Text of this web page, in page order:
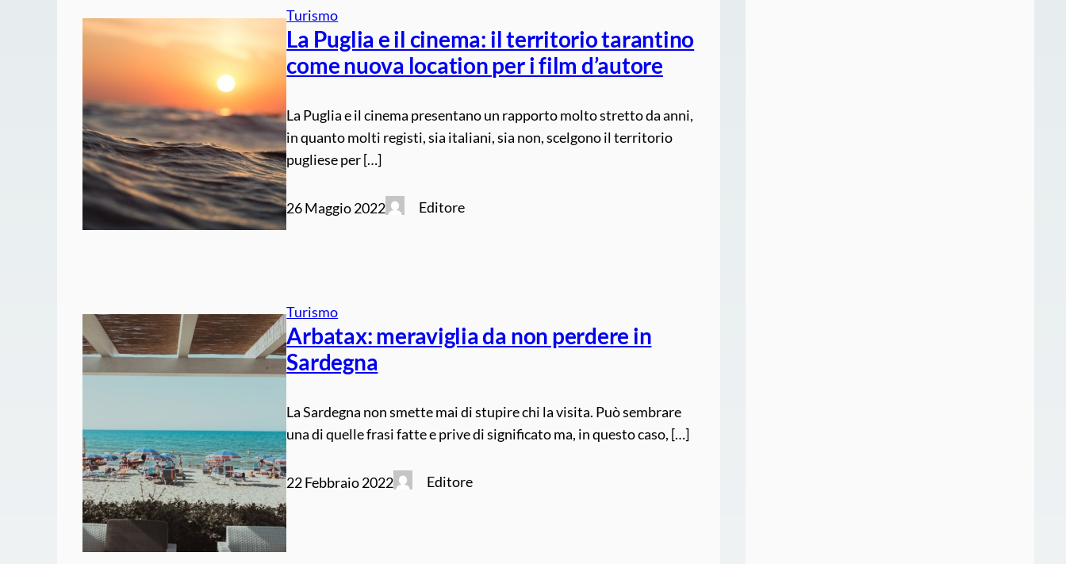
Turismo
La Puglia e il cinema: il territorio tarantino
come nuova location per i film d’autore
La Puglia e il cinema presentano un rapporto molto stretto da anni,
in quanto molti registi, sia italiani, sia non, scelgono il territorio
pugliese per […]
26 Maggio 2022 Editore
Turismo
Arbatax: meraviglia da non perdere in
Sardegna
La Sardegna non smette mai di stupire chi la visita. Può sembrare
una di quelle frasi fatte e prive di significato ma, in questo caso, […]
22 Febbraio 2022 Editore